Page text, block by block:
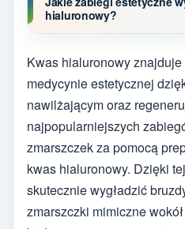
hialuronowy?
Kwas hialuronowy
medycynie estetycznej
nawilżającym oraz
najpopularniejszych
zmarszczek za pomocą
kwas hialuronowy. Dzięki
skutecznie wygładzić
zmarszczki mimiczne